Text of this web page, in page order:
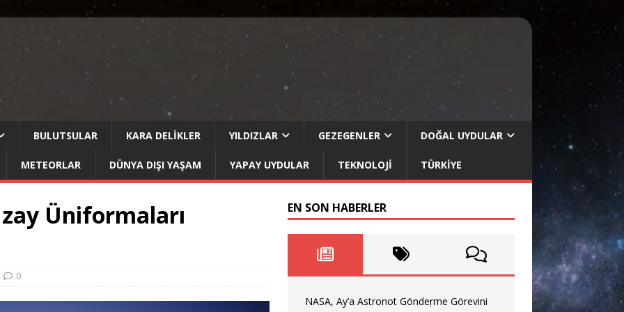
BULUTSULAR KARA DELIKLER YILDIZLAR GEZEGENLER DOĞAL UYDULAR
METEORLAR DÜNYA DIŞI YAŞAM YAPAY UYDULAR TEKNOLOJI TÜRKIYE
Üniformaları
0
EN SON HABERLER
NASA, Ay’a Astronot Gönderme Görevini